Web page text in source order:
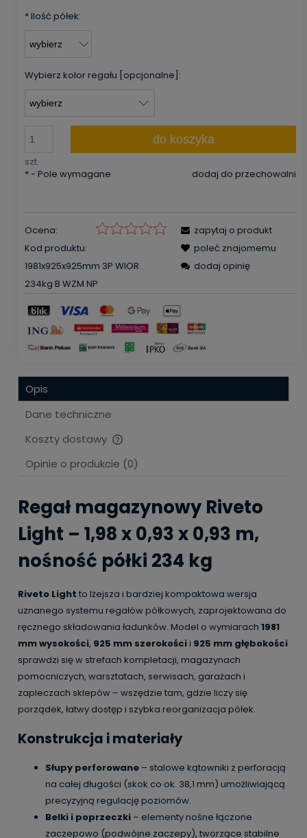
*Ilość półek:
Wybierz kolor regału [opcjonalne]:
szt.
do koszyka
dodaj do przechowalni
*- Pole wymagane
Ocena:
Kod produktu:
1981x925x925mm 3P WIOR
234kg B WZM NP
zapytaj o produkt
poleć znajomemu
dodaj opinię
Opis
Dane techniczne
Koszty dostawy
Cena nie zawiera ewentualnych kosztów płatności
Opinie o produkcie (0)
Regał magazynowy Riveto
Light – 1,98 x 0,93 x 0,93 m,
nośność półki 234 kg
Riveto Light to lżejsza i bardziej kompaktowa wersja
uznanego systemu regałów półkowych, zaprojektowana do
ręcznego składowania ładunków. Model o wymiarach 1981
mm wysokości, 925 mm szerokościi 925 mm głębokości
sprawdzi się w strefach kompletacji, magazynach
pomocniczych, warsztatach, serwisach, garażach i
zapleczach sklepów – wszędzie tam, gdzie liczy się
porządek, łatwy dostęp i szybka reorganizacja półek.
Konstrukcja i materiały
Słupy perforowane – stalowe kątowniki z perforacją
na całej długości (skok co ok. 38,1 mm) umożliwiającą
precyzyjną regulację poziomów.
Belki i poprzeczki – elementy nośne łączone
zaczepowo (podwójne zaczepy), tworzące stabilne